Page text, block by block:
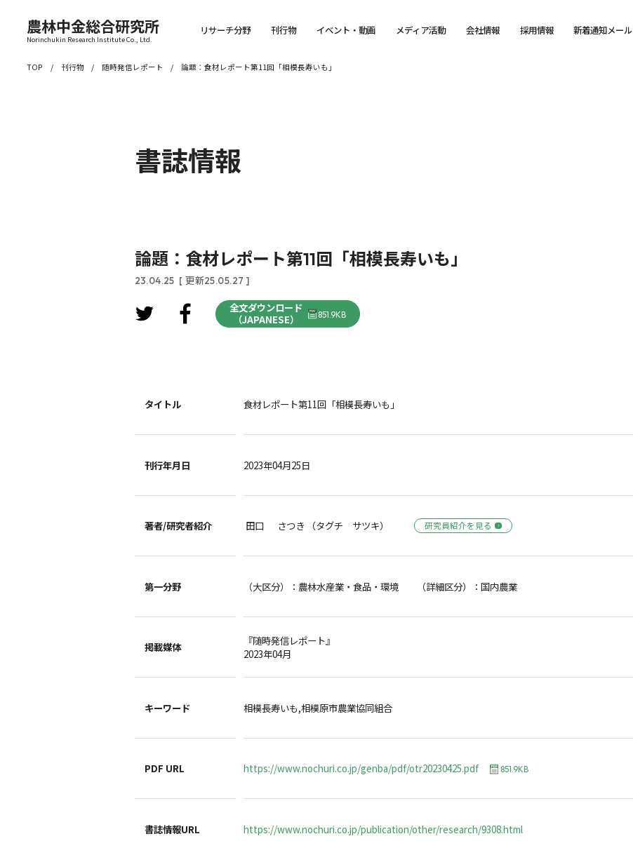
農林中金総合研究所
Norinchukin Research Institute Co., Ltd.
リサーチ分野 刊行物 イベント・動画 メディア活動 会社情報 採用情報 新着通知メール
TOP 刊行物 随時発信レポート 論題：食材レポート第11回「相模長寿いも」
書誌情報
論題：食材レポート第11回「相模長寿いも」
23.04.25 [ 更新25.05.27 ]
全文ダウンロード
（JAPANESE）
851.9KB
タイトル 食材レポート第11回「相模長寿いも」
刊行年月日 2023年04月25日
著者/研究者紹介 田口 さつき （タグチ サツキ） 研究員紹介を見る
第一分野 （大区分）：農林水産業・食品・環境 （詳細区分）：国内農業
掲載媒体
『随時発信レポート』
2023年04月
キーワード 相模長寿いも,相模原市農業協同組合
PDF URL https://www.nochuri.co.jp/genba/pdf/otr20230425.pdf 851.9KB
書誌情報URL https://www.nochuri.co.jp/publication/other/research/9308.html